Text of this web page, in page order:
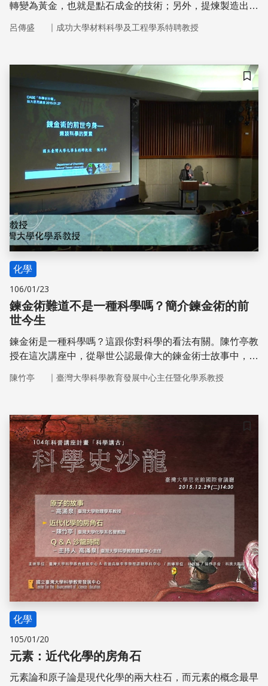
轉變為黃金，也就是點石成金的技術；另外，提煉製造出長
呂傳盛 ｜ 成功大學材料科學及工程學系特聘教授
儲存
化學
106/01/23
鍊金術難道不是一種科學嗎？簡介鍊金術的前
世今生
鍊金術是一種科學嗎？這跟你對科學的看法有關。陳竹亭教
授在這次講座中，從舉世公認最偉大的鍊金術士故事中，去
術與化學的脈絡與差別。
陳竹亭 ｜ 臺灣大學科學教育發展中心主任暨化學系教授
儲存
化學
105/01/20
元素：近代化學的房角石
元素論和原子論是現代化學的兩大柱石，而元素的概念最早